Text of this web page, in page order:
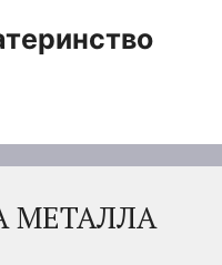
МЕТАЛЛА